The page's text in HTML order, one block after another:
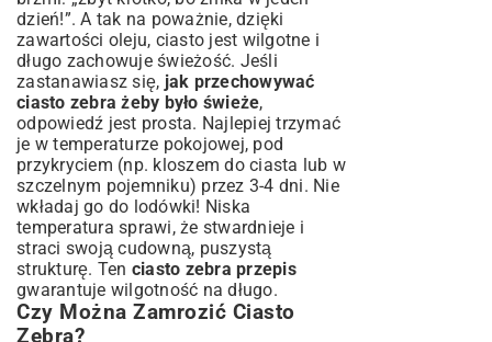
dzień!”. A tak na poważnie, dzięki
zawartości oleju, ciasto jest wilgotne i
długo zachowuje świeżość. Jeśli
zastanawiasz się, jak przechowywać
ciasto zebra żeby było świeże,
odpowiedź jest prosta. Najlepiej trzymać
je w temperaturze pokojowej, pod
przykryciem (np. kloszem do ciasta lub w
szczelnym pojemniku) przez 3-4 dni. Nie
wkładaj go do lodówki! Niska
temperatura sprawi, że stwardnieje i
straci swoją cudowną, puszystą
strukturę. Ten ciasto zebra przepis
gwarantuje wilgotność na długo.
Czy Można Zamrozić Ciasto
Zebra?